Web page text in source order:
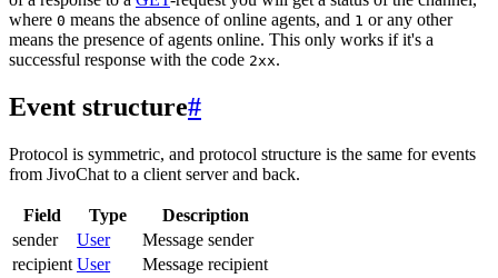
where 0 means the absence of online agents, and 1 or any other
means the presence of agents online. This only works if it's a
successful response with the code 2xx.
Event structure#
Protocol is symmetric, and protocol structure is the same for events
from JivoChat to a client server and back.
Field Type
Description
sender
User
Message sender
recipient User
Message recipient